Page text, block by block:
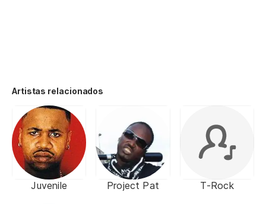
Artistas relacionados
Juvenile Project Pat T-Rock